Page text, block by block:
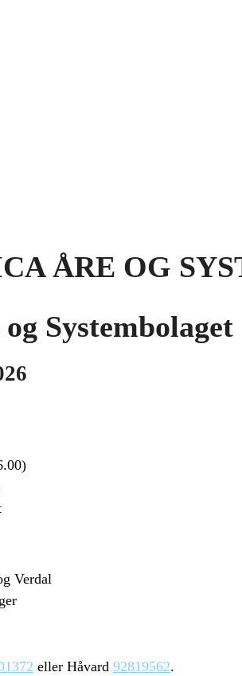
ÅRE OG
Systembolaget
Verdal
eller Håvard 92819562.